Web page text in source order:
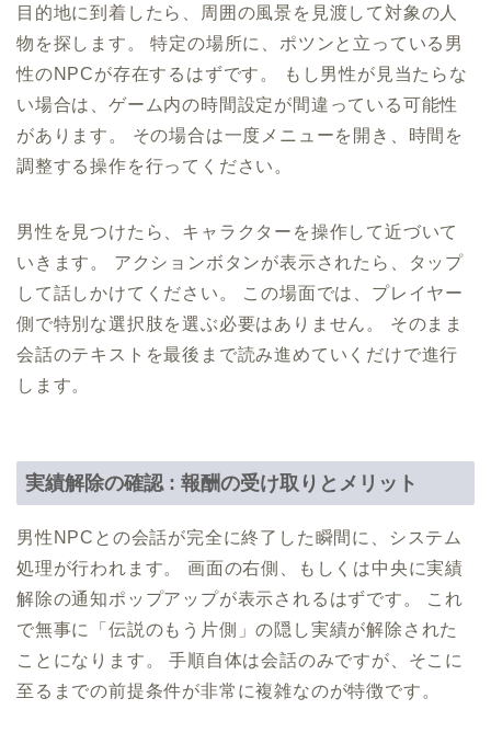
目的地に到着したら、周囲の風景を見渡して対象の人
物を探します。 特定の場所に、ポツンと立っている男
性のNPCが存在するはずです。 もし男性が見当たらな
い場合は、ゲーム内の時間設定が間違っている可能性
があります。 その場合は一度メニューを開き、時間を
調整する操作を行ってください。
男性を見つけたら、キャラクターを操作して近づいて
いきます。 アクションボタンが表示されたら、タップ
して話しかけてください。 この場面では、プレイヤー
側で特別な選択肢を選ぶ必要はありません。 そのまま
会話のテキストを最後まで読み進めていくだけで進行
します。
実績解除の確認 : 報酬の受け取りとメリット
男性NPCとの会話が完全に終了した瞬間に、システム
処理が行われます。 画面の右側、もしくは中央に実績
解除の通知ポップアップが表示されるはずです。 これ
で無事に「伝説のもう片側」の隠し実績が解除された
ことになります。 手順自体は会話のみですが、そこに
至るまでの前提条件が非常に複雑なのが特徴です。